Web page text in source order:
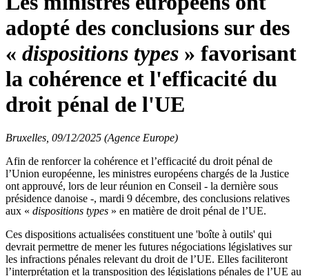
adopté des conclusions sur des
« dispositions types » favorisant
la cohérence et l'efficacité du
droit pénal de l'UE
Bruxelles, 09/12/2025 (Agence Europe)
Afin de renforcer la cohérence et l’efficacité du droit pénal de
l’Union européenne, les ministres européens chargés de la Justice
ont approuvé, lors de leur réunion en Conseil - la dernière sous
présidence danoise -, mardi 9 décembre, des conclusions relatives
aux « dispositions types » en matière de droit pénal de l’UE.
Ces dispositions actualisées constituent une 'boîte à outils' qui
devrait permettre de mener les futures négociations législatives sur
les infractions pénales relevant du droit de l’UE. Elles faciliteront
l’interprétation et la transposition des législations pénales de l’UE au